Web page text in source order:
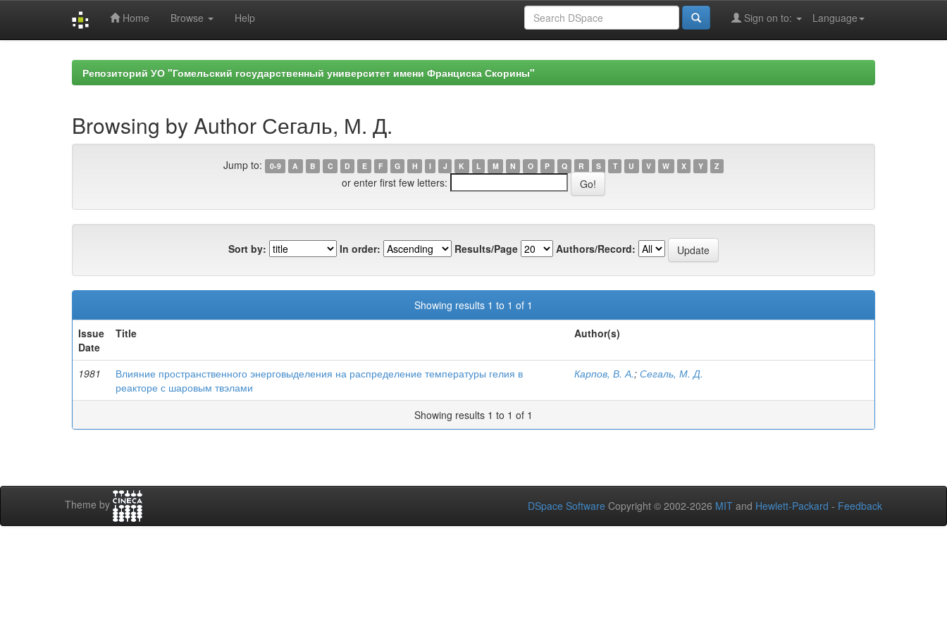
Home Browse Help Language
Sign on to:
Репозиторий УО "Гомельский государственный университет имени Франциска Скорины"
Browsing by Author Сегаль, М. Д.
Jump to: 0-9 A B C D E F G H I J K L M N O P Q R S T U V W X Y Z
or enter first few letters:
Sort by: In order: Results/Page Authors/Record:
Showing results 1 to 1 of 1
Issue
Date
Title Author(s)
1981
Влияние пространственного энерговыделения на распределение температуры гелия в
реакторе с шаровым твэлами
Карпов, В. А.; Сегаль, М. Д.
Showing results 1 to 1 of 1
Theme by DSpace Software Copyright © 2002-2026 MIT and Hewlett-Packard - Feedback